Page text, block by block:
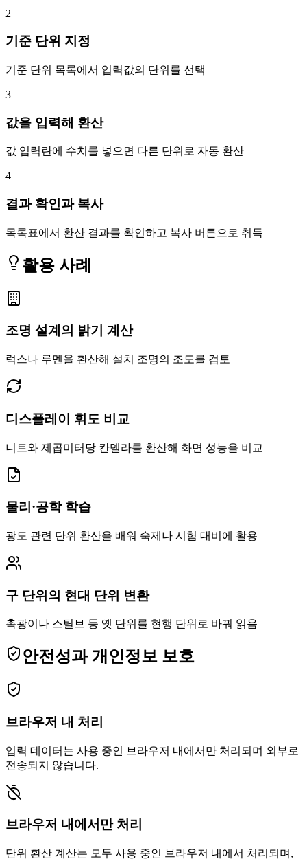
2
기준 단위 지정
기준 단위 목록에서 입력값의 단위를 선택
3
값을 입력해 환산
값 입력란에 수치를 넣으면 다른 단위로 자동 환산
4
결과 확인과 복사
목록표에서 환산 결과를 확인하고 복사 버튼으로 취득
활용 사례
조명 설계의 밝기 계산
럭스나 루멘을 환산해 설치 조명의 조도를 검토
디스플레이 휘도 비교
니트와 제곱미터당 칸델라를 환산해 화면 성능을 비교
물리·공학 학습
광도 관련 단위 환산을 배워 숙제나 시험 대비에 활용
구 단위의 현대 단위 변환
촉광이나 스틸브 등 옛 단위를 현행 단위로 바꿔 읽음
안전성과 개인정보 보호
브라우저 내 처리
입력 데이터는 사용 중인 브라우저 내에서만 처리되며 외부로
전송되지 않습니다.
브라우저 내에서만 처리
단위 환산 계산는 모두 사용 중인 브라우저 내에서 처리되며,